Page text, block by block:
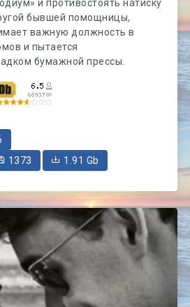
и противостоять натиску
бывшей помощницы,
важную должность в
и пытается
бумажной прессы.
1373
1.91 Gb